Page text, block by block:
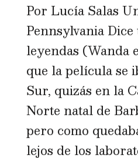
Por Lucía Salas
Pennsylvania Dice
leyendas (Wanda
que la película se
Sur, quizás en la
Norte natal de
pero como
lejos de los